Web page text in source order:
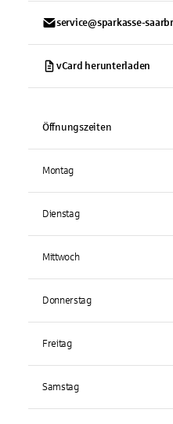
service@sparkasse-
vCard herunterladen
Öffnungszeiten
Montag
Dienstag
Mittwoch
Donnerstag
Freitag
Samstag